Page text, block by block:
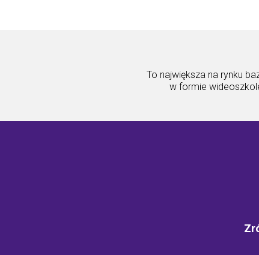
To największa na rynku
w formie